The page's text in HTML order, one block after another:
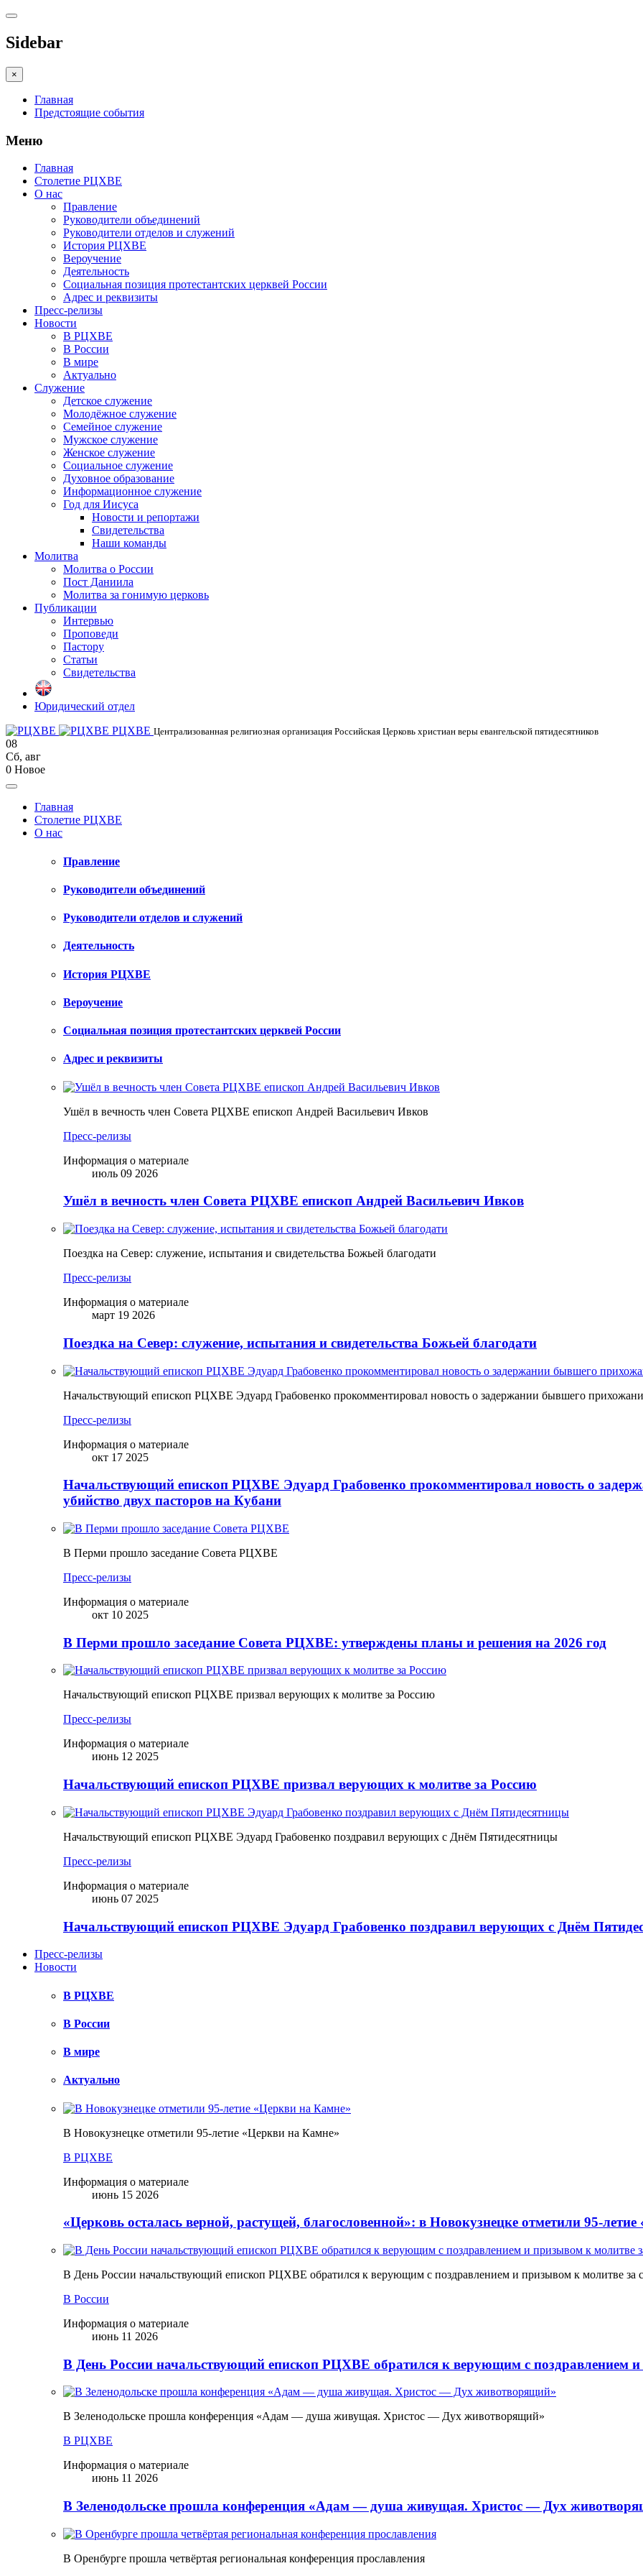
Sidebar
×
Главная
Предстоящие события
Меню
Главная
Столетие РЦХВЕ
О нас
Правление
Руководители объединений
Руководители отделов и служений
История РЦХВЕ
Вероучение
Деятельность
Социальная позиция протестантских церквей России
Адрес и реквизиты
Пресс-релизы
Новости
В РЦХВЕ
В России
В мире
Актуально
Служение
Детское служение
Молодёжное служение
Семейное служение
Мужское служение
Женское служение
Социальное служение
Духовное образование
Информационное служение
Год для Иисуса
Новости и репортажи
Свидетельства
Наши команды
Молитва
Молитва о России
Пост Даниила
Молитва за гонимую церковь
Публикации
Интервью
Проповеди
Пастору
Статьи
Свидетельства
Юридический отдел
РЦХВЕ Централизованная религиозная организация Российская Церковь христиан веры евангельской пятидесятников
08
Сб, авг
0 Новое
Главная
Столетие РЦХВЕ
О нас
Правление
Руководители объединений
Руководители отделов и служений
Деятельность
История РЦХВЕ
Вероучение
Социальная позиция протестантских церквей России
Адрес и реквизиты
Ушёл в вечность член Совета РЦХВЕ епископ Андрей Васильевич Ивков
Пресс-релизы
Информация о материале
июль 09 2026
Ушёл в вечность член Совета РЦХВЕ епископ Андрей Васильевич Ивков
Поездка на Север: служение, испытания и свидетельства Божьей благодати
Пресс-релизы
Информация о материале
март 19 2026
Поездка на Север: служение, испытания и свидетельства Божьей благодати
Начальствующий епископ РЦХВЕ Эдуард Грабовенко прокомментировал новость о задержании бывшего
Пресс-релизы
Информация о материале
окт 17 2025
Начальствующий епископ РЦХВЕ Эдуард Грабовенко прокомментировал новость о
убийство двух пасторов на Кубани
В Перми прошло заседание Совета РЦХВЕ
Пресс-релизы
Информация о материале
окт 10 2025
В Перми прошло заседание Совета РЦХВЕ: утверждены планы и решения на 2026 год
Начальствующий епископ РЦХВЕ призвал верующих к молитве за Россию
Пресс-релизы
Информация о материале
июнь 12 2025
Начальствующий епископ РЦХВЕ призвал верующих к молитве за Россию
Начальствующий епископ РЦХВЕ Эдуард Грабовенко поздравил верующих с Днём Пятидесятницы
Пресс-релизы
Информация о материале
июнь 07 2025
Начальствующий епископ РЦХВЕ Эдуард Грабовенко поздравил верующих с Днём
Пресс-релизы
Новости
В РЦХВЕ
В России
В мире
Актуально
В Новокузнецке отметили 95-летие «Церкви на Камне»
В РЦХВЕ
Информация о материале
июнь 15 2026
«Церковь осталась верной, растущей, благословенной»: в Новокузнецке отметили 95-
В День России начальствующий епископ РЦХВЕ обратился к верующим с поздравлением и призывом к молитве за
В России
Информация о материале
июнь 11 2026
В День России начальствующий епископ РЦХВЕ обратился к верующим с поздравлением
В Зеленодольске прошла конференция «Адам — душа живущая. Христос — Дух животворящий»
В РЦХВЕ
Информация о материале
июнь 11 2026
В Зеленодольске прошла конференция «Адам — душа живущая. Христос — Дух
В Оренбурге прошла четвёртая региональная конференция прославления